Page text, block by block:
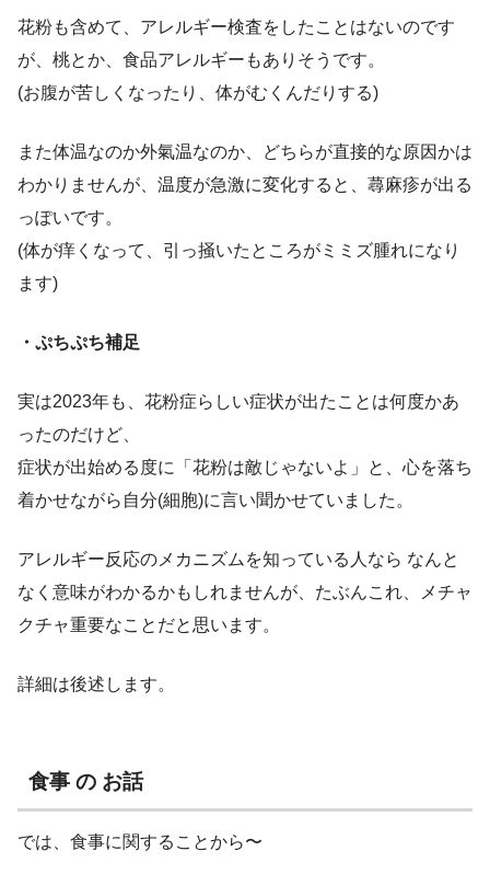
花粉も含めて、アレルギー検査をしたことはないのです
が、桃とか、食品アレルギーもありそうです。
(お腹が苦しくなったり、体がむくんだりする)
また体温なのか外氣温なのか、どちらが直接的な原因かは
わかりませんが、温度が急激に変化すると、蕁麻疹が出る
っぽいです。
(体が痒くなって、引っ掻いたところがミミズ腫れになり
ます)
・ぷちぷち補足
実は2023年も、花粉症らしい症状が出たことは何度かあ
ったのだけど、
症状が出始める度に「花粉は敵じゃないよ」と、心を落ち
着かせながら自分(細胞)に言い聞かせていました。
アレルギー反応のメカニズムを知っている人なら なんと
なく意味がわかるかもしれませんが、たぶんこれ、メチャ
クチャ重要なことだと思います。
詳細は後述します。
食事 の お話
では、食事に関することから〜